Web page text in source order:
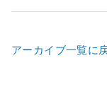
アーカイブ一覧に